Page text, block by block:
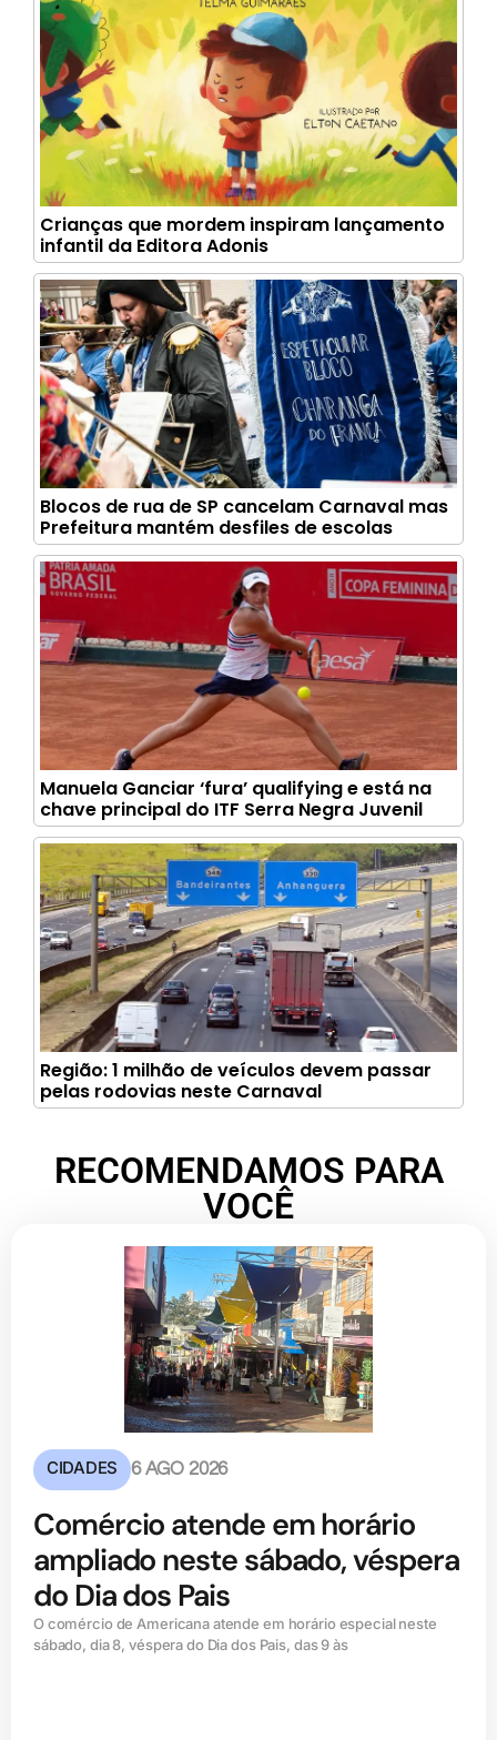
Crianças que mordem inspiram lançamento
infantil da Editora Adonis
Blocos de rua de SP cancelam Carnaval mas
Prefeitura mantém desfiles de escolas
Manuela Ganciar ‘fura’ qualifying e está na
chave principal do ITF Serra Negra Juvenil
Região: 1 milhão de veículos devem passar
pelas rodovias neste Carnaval
RECOMENDAMOS PARA
VOCÊ
CIDADES 6 AGO 2026
Comércio atende em horário
ampliado neste sábado, véspera
do Dia dos Pais
O comércio de Americana atende em horário especial neste
sábado, dia 8, véspera do Dia dos Pais, das 9 às